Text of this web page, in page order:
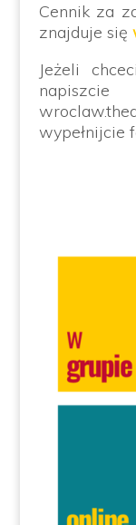
Cennik za
znajduje się
Jeżeli
wypełnijcie